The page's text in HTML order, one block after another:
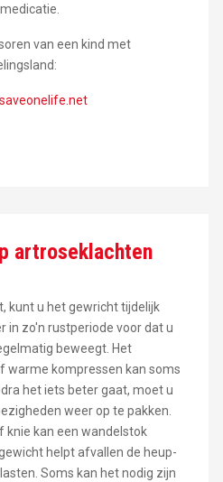
van een kind met
artroseklachten
kunt u het gewricht tijdelijk
in zo'n rustperiode voor dat u
beweegt. Het
warme kompressen kan soms
het iets beter gaat, moet u
weer op te pakken.
knie kan een wandelstok
helpt afvallen de heup-
Soms kan het nodig zijn